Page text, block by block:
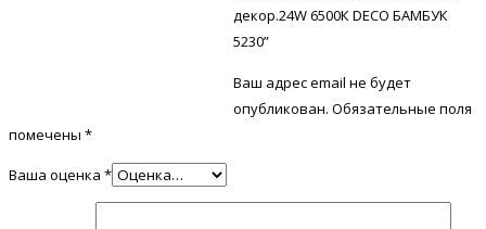
декор.24W 6500К DECO БАМБУК
5230”
Ваш адрес email не будет
опубликован. Обязательные поля
помечены *
Ваша оценка *